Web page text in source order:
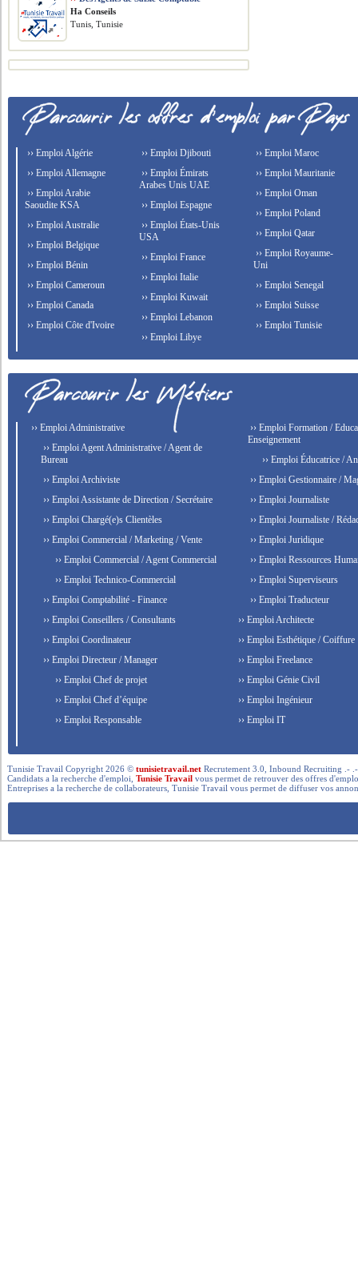
Ha Conseils
Tunis, Tunisie
›› Emploi Algérie
›› Emploi Allemagne
›› Emploi Arabie
Saoudite KSA
›› Emploi Australie
›› Emploi Belgique
›› Emploi Bénin
›› Emploi Cameroun
›› Emploi Canada
›› Emploi Côte d'Ivoire
›› Emploi Djibouti
›› Emploi Émirats
Arabes Unis UAE
›› Emploi Espagne
›› Emploi États-Unis
USA
›› Emploi France
›› Emploi Italie
›› Emploi Kuwait
›› Emploi Lebanon
›› Emploi Libye
›› Emploi Maroc
›› Emploi Mauritanie
›› Emploi Oman
›› Emploi Poland
›› Emploi Qatar
›› Emploi Royaume-
Uni
›› Emploi Senegal
›› Emploi Suisse
›› Emploi Tunisie
›› Emploi Administrative
›› Emploi Agent Administrative / Agent de
Bureau
›› Emploi Archiviste
›› Emploi Assistante de Direction / Secrétaire
›› Emploi Chargé(e)s Clientèles
›› Emploi Commercial / Marketing / Vente
›› Emploi Commercial / Agent Commercial
›› Emploi Technico-Commercial
›› Emploi Comptabilité - Finance
›› Emploi Conseillers / Consultants
›› Emploi Coordinateur
›› Emploi Directeur / Manager
›› Emploi Chef de projet
›› Emploi Chef d’équipe
›› Emploi Responsable
›› Emploi Formation /
Enseignement
›› Emploi Éducatrice /
›› Emploi Gestionnaire /
›› Emploi Journaliste
›› Emploi Journaliste /
›› Emploi Juridique
›› Emploi Ressources
›› Emploi Superviseurs
›› Emploi Traducteur
›› Emploi Architecte
›› Emploi Esthétique / Coiffure
›› Emploi Freelance
›› Emploi Génie Civil
›› Emploi Ingénieur
›› Emploi IT
Tunisie Travail Copyright 2026 ©tunisietravail.net Recrutement 3.0, Inbound Recruiting .-
Candidats a la recherche d'emploi,Tunisie Travail vous permet de retrouver des offres
Entreprises a la recherche de collaborateurs, Tunisie Travail vous permet de diffuser vos